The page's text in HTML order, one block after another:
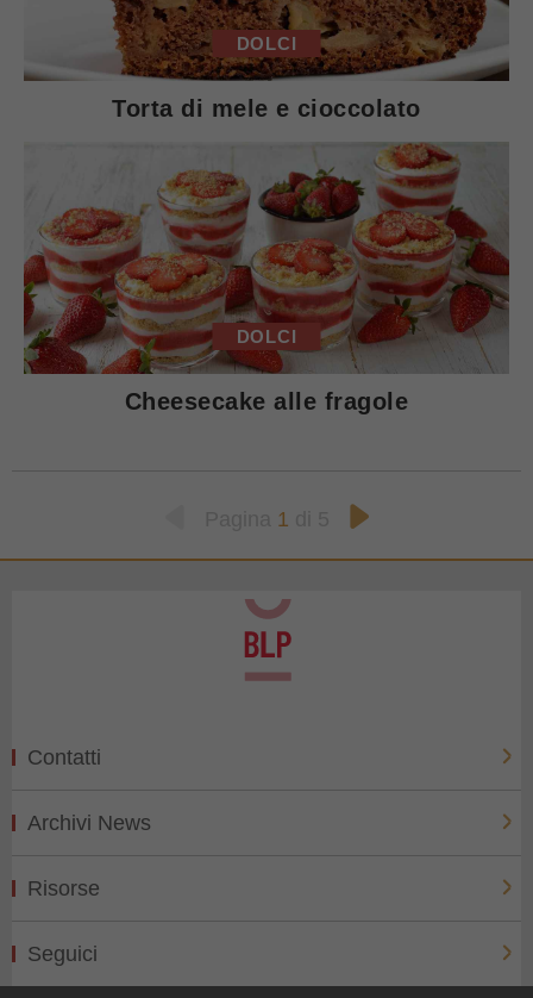
DOLCI
Torta di mele e cioccolato
DOLCI
Cheesecake alle fragole
1
Contatti
Archivi News
Risorse
Seguici